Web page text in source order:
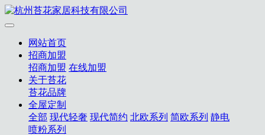
网站首页
招商加盟
招商加盟 在线加盟
关于苔花
苔花品牌
全屋定制
全部 现代轻奢 现代简约 北欧系列 简欧系列 静电
喷粉系列